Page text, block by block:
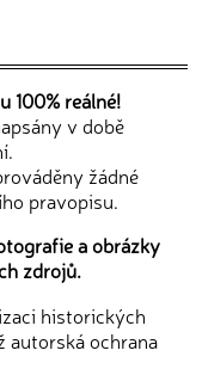
100% reálné!
v době
žádné
pravopisu.
a obrázky
zdrojů.
historických
autorská ochrana